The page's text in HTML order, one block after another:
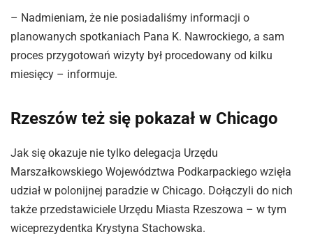
– Nadmieniam, że nie posiadaliśmy informacji o
planowanych spotkaniach Pana K. Nawrockiego, a sam
proces przygotowań wizyty był procedowany od kilku
miesięcy – informuje.
Rzeszów też się pokazał w Chicago
Jak się okazuje nie tylko delegacja Urzędu
Marszałkowskiego Województwa Podkarpackiego wzięła
udział w polonijnej paradzie w Chicago. Dołączyli do nich
także przedstawiciele Urzędu Miasta Rzeszowa – w tym
wiceprezydentka Krystyna Stachowska.